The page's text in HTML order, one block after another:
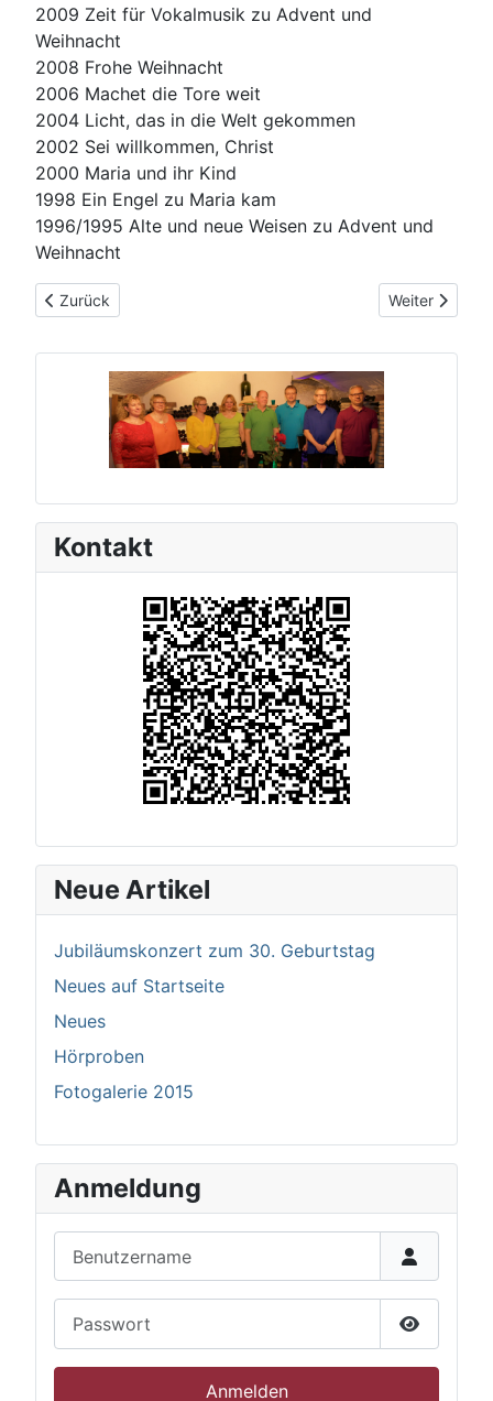
2009 Zeit für Vokalmusik zu Advent und
Weihnacht
2008 Frohe Weihnacht
2006 Machet die Tore weit
2004 Licht, das in die Welt gekommen
2002 Sei willkommen, Christ
2000 Maria und ihr Kind
1998 Ein Engel zu Maria kam
1996/1995 Alte und neue Weisen zu Advent und
Weihnacht
Vorheriger Beitrag: Hochzeit / Taufe
Zurück Nächster
Weiter
Kontakt
Neue Artikel
Jubiläumskonzert zum 30. Geburtstag
Neues auf Startseite
Neues
Hörproben
Fotogalerie 2015
Anmeldung
Passwort
Anmelden